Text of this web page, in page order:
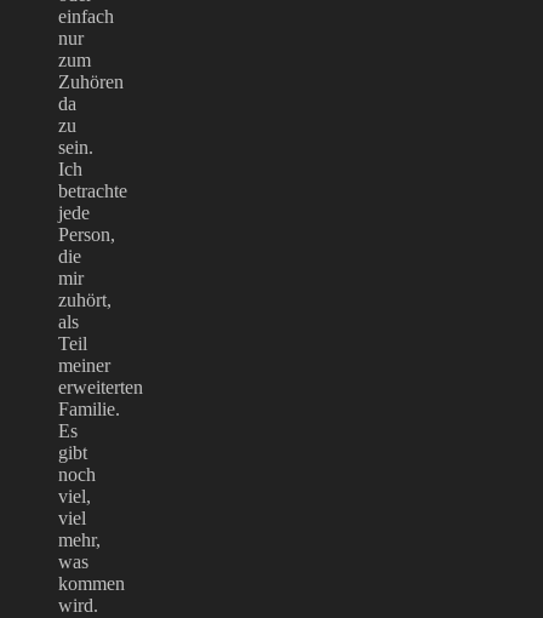
einfach
nur
zum
Zuhören
da
zu
sein.
Ich
betrachte
jede
Person,
die
mir
zuhört,
als
Teil
meiner
erweiterten
Familie.
Es
gibt
noch
viel,
viel
mehr,
was
kommen
wird.